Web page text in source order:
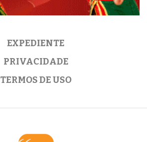
EXPEDIENTE
PRIVACIDADE
TERMOS DE USO